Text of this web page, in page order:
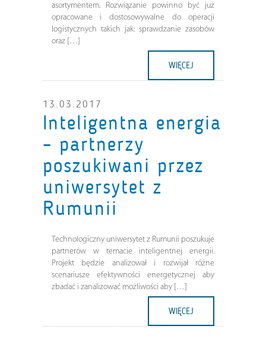
asortymentem. Rozwiązanie powinno być już
opracowane i dostosowywalne do operacji
logistycznych takich jak: sprawdzanie zasobów
oraz […]
WIĘCEJ
13.03.2017
Inteligentna energia
– partnerzy
poszukiwani przez
uniwersytet z
Rumunii
Technologiczny uniwersytet z Rumunii poszukuje
partnerów w temacie inteligentnej energii.
Projekt będzie analizował i rozwijał różne
scenariusze efektywności energetycznej aby
zbadać i zanalizować możliwości aby […]
WIĘCEJ